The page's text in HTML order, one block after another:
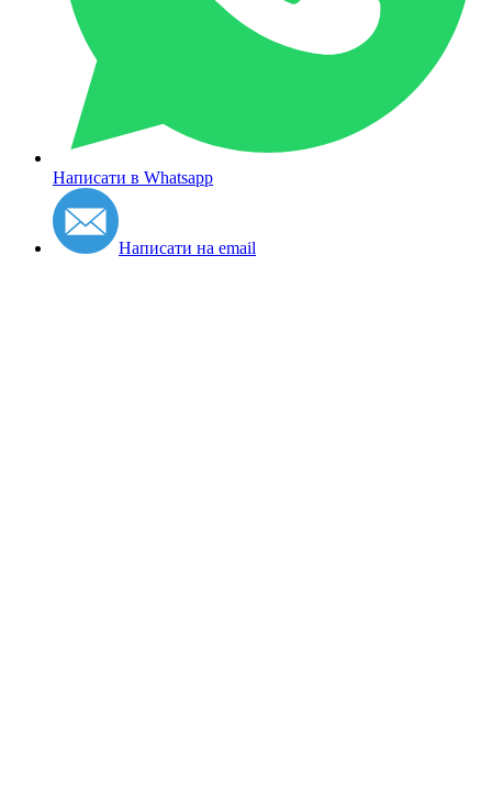
Написати в Whatsapp
Написати на email